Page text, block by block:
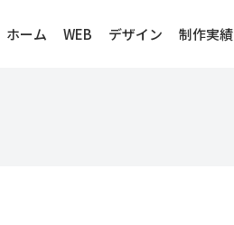
ホーム WEB デザイン 制作実績